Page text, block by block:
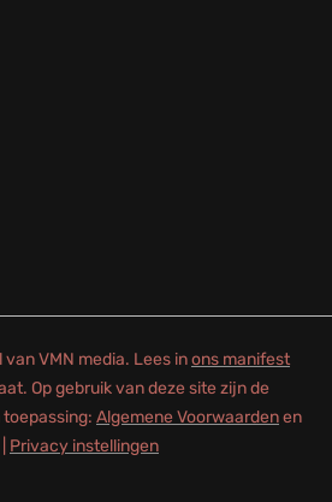
VMN media. Lees inons manifest
Op gebruik van deze site zijn de
Algemene Voorwaardenen
Privacy instellingen